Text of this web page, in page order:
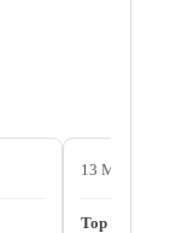
13 May 2026
Top service